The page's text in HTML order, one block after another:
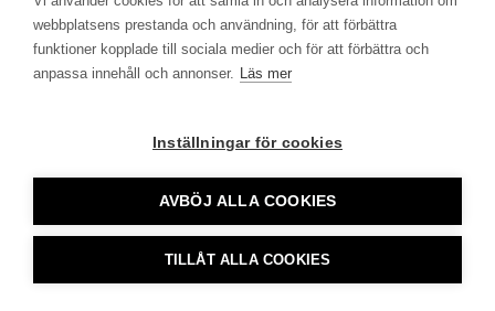
webbplatsens prestanda och användning, för att förbättra
funktioner kopplade till sociala medier och för att förbättra och
anpassa innehåll och annonser. Läs mer
Inställningar för cookies
AVBÖJ ALLA COOKIES
TILLÅT ALLA COOKIES